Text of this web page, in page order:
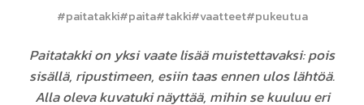
#paitatakki#paita#takki#vaatteet#pukeutua
Paitatakki on yksi vaate lisää muistettavaksi: pois
sisällä, ripustimeen, esiin taas ennen ulos lähtöä.
Alla oleva kuvatuki näyttää, mihin se kuuluu eri